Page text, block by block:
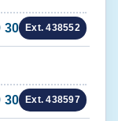
30 Ext. 438552
30 Ext. 438597